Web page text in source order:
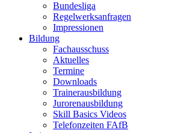
Bundesliga
Regelwerksanfragen
Impressionen
Bildung
Fachausschuss
Aktuelles
Termine
Downloads
Trainerausbildung
Jurorenausbildung
Skill Basics Videos
Telefonzeiten FAfB